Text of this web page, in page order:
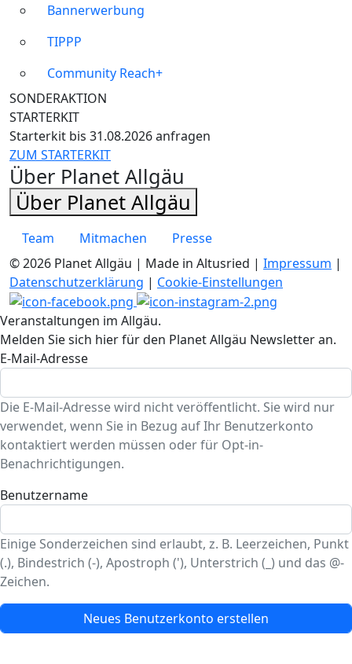
Bannerwerbung
TIPPP
Community Reach+
SONDERAKTION
STARTERKIT
Starterkit bis 31.08.2026 anfragen
ZUM STARTERKIT
Über Planet Allgäu
Über Planet Allgäu
Team Mitmachen
Presse
© 2026 Planet Allgäu | Made in Altusried | Impressum |
Datenschutzerklärung | Cookie-Einstellungen
Veranstaltungen im Allgäu.
Melden Sie sich hier für den Planet Allgäu Newsletter an.
E-Mail-Adresse
Die E-Mail-Adresse wird nicht veröffentlicht. Sie wird nur
verwendet, wenn Sie in Bezug auf Ihr Benutzerkonto
kontaktiert werden müssen oder für Opt-in-
Benachrichtigungen.
Benutzername
Einige Sonderzeichen sind erlaubt, z. B. Leerzeichen, Punkt
(.), Bindestrich (-), Apostroph ('), Unterstrich (_) und das @-
Zeichen.